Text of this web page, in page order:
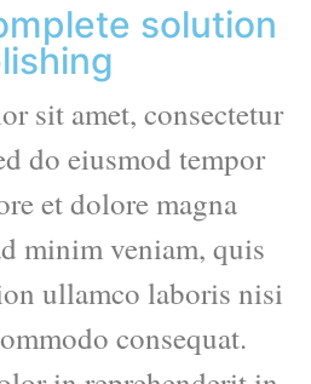
solution
sit amet, consectetur
do eiusmod tempor
et dolore magna
minim veniam, quis
ullamco laboris nisi
consequat.